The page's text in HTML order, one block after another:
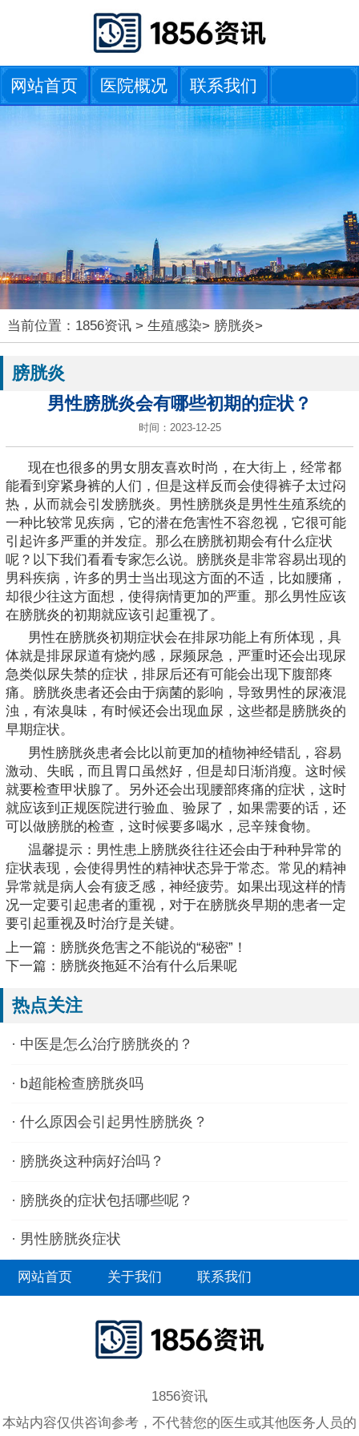
网站首页 医院概况 联系我们
当前位置： 1856资讯> 生殖感染> 膀胱炎>
膀胱炎
男性膀胱炎会有哪些初期的症状？
时间：2023-12-25
现在也很多的男女朋友喜欢时尚，在大街上，经常都
能看到穿紧身裤的人们，但是这样反而会使得裤子太过闷
热，从而就会引发膀胱炎。男性膀胱炎是男性生殖系统的
一种比较常见疾病，它的潜在危害性不容忽视，它很可能
引起许多严重的并发症。那么在膀胱初期会有什么症状
呢？以下我们看看专家怎么说。膀胱炎是非常容易出现的
男科疾病，许多的男士当出现这方面的不适，比如腰痛，
却很少往这方面想，使得病情更加的严重。那么男性应该
在膀胱炎的初期就应该引起重视了。
男性在膀胱炎初期症状会在排尿功能上有所体现，具
体就是排尿尿道有烧灼感，尿频尿急，严重时还会出现尿
急类似尿失禁的症状，排尿后还有可能会出现下腹部疼
痛。膀胱炎患者还会由于病菌的影响，导致男性的尿液混
浊，有浓臭味，有时候还会出现血尿，这些都是膀胱炎的
早期症状。
男性膀胱炎患者会比以前更加的植物神经错乱，容易
激动、失眠，而且胃口虽然好，但是却日渐消瘦。这时候
就要检查甲状腺了。另外还会出现腰部疼痛的症状，这时
就应该到正规医院进行验血、验尿了，如果需要的话，还
可以做膀胱的检查，这时候要多喝水，忌辛辣食物。
温馨提示：男性患上膀胱炎往往还会由于种种异常的
症状表现，会使得男性的精神状态异于常态。常见的精神
异常就是病人会有疲乏感，神经疲劳。如果出现这样的情
况一定要引起患者的重视，对于在膀胱炎早期的患者一定
要引起重视及时治疗是关键。
上一篇： 膀胱炎危害之不能说的“秘密”！
下一篇： 膀胱炎拖延不治有什么后果呢
热点关注
· 中医是怎么治疗膀胱炎的？
· b超能检查膀胱炎吗
· 什么原因会引起男性膀胱炎？
· 膀胱炎这种病好治吗？
· 膀胱炎的症状包括哪些呢？
· 男性膀胱炎症状
网站首页 关于我们 联系我们
1856资讯
本站内容仅供咨询参考，不代替您的医生或其他医务人员的